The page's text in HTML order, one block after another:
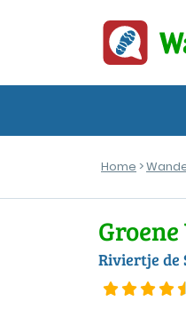
Home >
Riviertje de